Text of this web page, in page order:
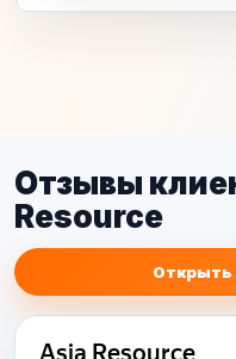
Отзывы
Resource
Открыть